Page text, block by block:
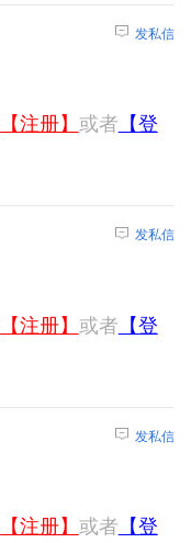
发私信
【注册】 或者 【登
发私信
【注册】 或者 【登
发私信
【注册】 或者 【登